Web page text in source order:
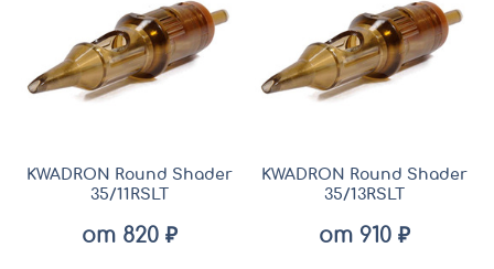
KWADRON Round Shader
35/11RSLT
от 820 ₽
KWADRON Round Shader
35/13RSLT
от 910 ₽